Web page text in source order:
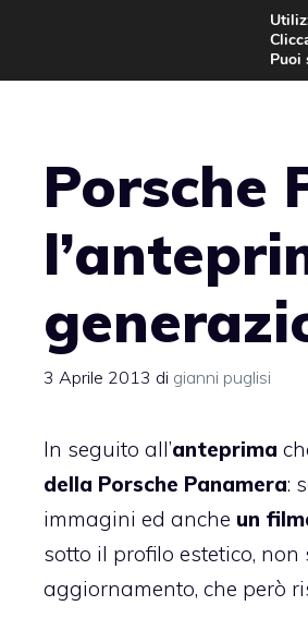
contenuto
Porsche
3 Aprile 2013 di gianni puglisi
In seguito all’anteprima
della Porsche Panamera:
immagini ed anche un
sotto il profilo estetico,
aggiornamento, che però
Puoi